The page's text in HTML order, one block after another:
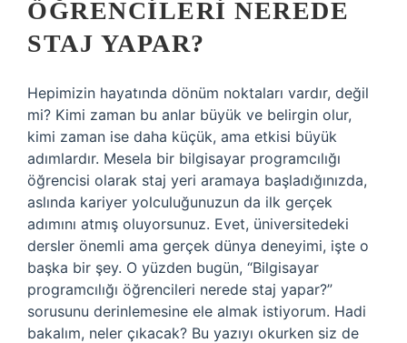
ÖĞRENCILERI NEREDE
STAJ YAPAR?
Hepimizin hayatında dönüm noktaları vardır, değil
mi? Kimi zaman bu anlar büyük ve belirgin olur,
kimi zaman ise daha küçük, ama etkisi büyük
adımlardır. Mesela bir bilgisayar programcılığı
öğrencisi olarak staj yeri aramaya başladığınızda,
aslında kariyer yolculuğunuzun da ilk gerçek
adımını atmış oluyorsunuz. Evet, üniversitedeki
dersler önemli ama gerçek dünya deneyimi, işte o
başka bir şey. O yüzden bugün, “Bilgisayar
programcılığı öğrencileri nerede staj yapar?”
sorusunu derinlemesine ele almak istiyorum. Hadi
bakalım, neler çıkacak? Bu yazıyı okurken siz de